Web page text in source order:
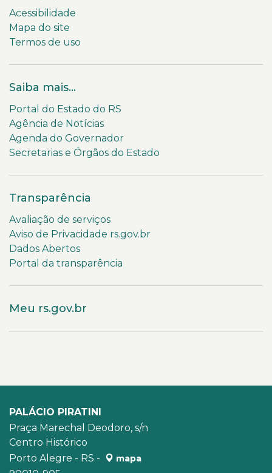
Acessibilidade
Mapa do site
Termos de uso
Saiba mais...
Portal do Estado do RS
Agência de Notícias
Agenda do Governador
Secretarias e Órgãos do Estado
Transparência
Avaliação de serviços
Aviso de Privacidade rs.gov.br
Dados Abertos
Portal da transparência
Meu rs.gov.br
PALÁCIO PIRATINI
Praça Marechal Deodoro, s/n
Centro Histórico
Porto Alegre - RS -
mapa